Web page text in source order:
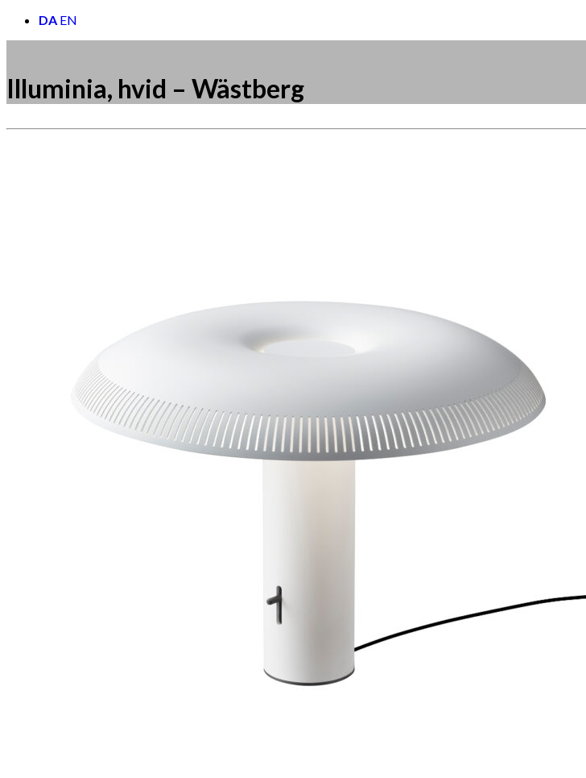
DA EN
Illuminia, hvid – Wästberg
"Choucroute" Plakat - Peter Kjær-Andersen 70x100 cm